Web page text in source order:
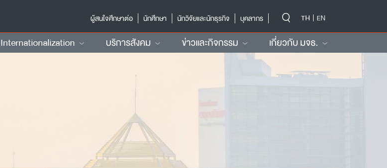
ผู้สนใจศึกษาต่อ
นักศึกษา นักวิจัยและนักธุรกิจ บุคลากร TH EN
Internationalization บริการสังคม ข่าวและกิจกรรม เกี่ยวกับ มจธ.